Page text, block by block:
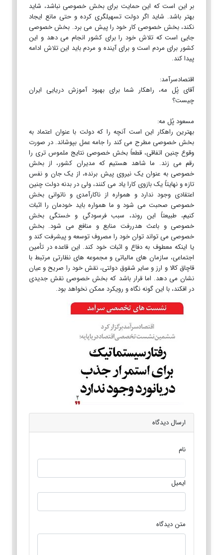
بر این است که این حمایت برای بخش خصوصی نباشد، شاید
بهتر باشد. شاید اگر دولت تسهیلگری کرده و حتی مانع ایجاد
نکند، بخش خصوصی کار خود را پیش می برد. بخش خصوصی
جایی است که تلاش خود را برای کشور انجام می دهد و این
کشور برای مردم است و برای آینده و مردم باید این تلاش ادامه
پیدا کند.
اقتصادسرآمد:
آقای پُل مه، راهکار شما برای بهبود آموزش دریایی ایران
چیست؟
مسعود پُل مه:
بهترین راهکار این است آنچه را که دولت با عنوان اعتماد به
بخش خصوصی مطرح می کند را جامه عمل بپوشاند. در صورت
وقوع چنین اتفاقی، قطعاً بخش خصوصی نتایج ملموس تری را
رقم می زند. ما شاهد هستیم که مدیران کشور، از بخش
خصوصی به عنوان یک نیروی پیش برنده، از یک جان و نفس
تازه و نهایتاً یک بازوی کارا یاد می کنند، ولی در بدنه دولت چنین
اعتقادی وجود ندارد و همواره از ناکارآمدی و ناتوانی بخش
خصوصی صحبت می شود و ما همواره باید خودمان را اثبات
کنیم، طبیعتاً این روند، سبب فرسودگی و خستگی بخش
خصوصی و باعث هدررفت منابع و منافع می شود. بخش
خصوصی می تواند توان خود را مصروف توسعه و پیشرفت کند و
یا اینکه معطوف به دفاع و اثبات خود کند. این قاعده در تأمین
اجتماعی، سازمان های مالیاتی و مجموعه های نظارتی مرتبط با
قاچاق کالا و ارز و سایر شقوق دولتی، نقش خود را صریح و عیان
نشان می دهد. اما قرار باشد که بخش خصوصی نقش جدیدی
در افکند، با این گونه نگاه و رویکرد ممکن نخواهد بود.
ارسال دیدگاه
نام
ایمیل
متن دیدگاه